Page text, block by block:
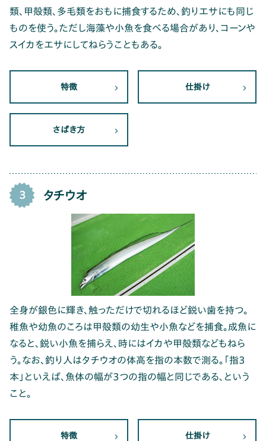
類、甲殻類、多毛類をおもに捕食するため、釣りエサにも同じ
ものを使う。ただし海藻や小魚を食べる場合があり、コーンや
スイカをエサにしてねらうこともある。
特徴 仕掛け
さばき方
3 タチウオ
全身が銀色に輝き、触っただけで切れるほど鋭い歯を持つ。
稚魚や幼魚のころは甲殻類の幼生や小魚などを捕食。成魚に
なると、鋭い小魚を捕らえ、時にはイカや甲殻類などもねら
う。なお、釣り人はタチウオの体高を指の本数で測る。「指3
本」といえば、魚体の幅が3つの指の幅と同じである、という
こと。
特徴 仕掛け